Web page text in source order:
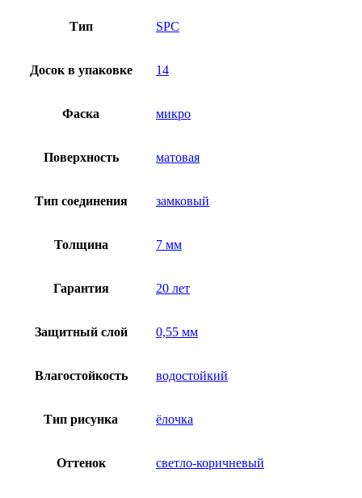
Тип SPC
Досок в упаковке 14
Фаска микро
Поверхность матовая
Тип соединения замковый
Толщина 7 мм
Гарантия 20 лет
Защитный слой 0,55 мм
Влагостойкость водостойкий
Тип рисунка ёлочка
Оттенок светло-коричневый